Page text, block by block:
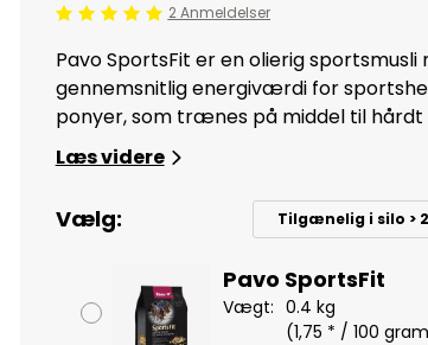
Beoordeling: 5/5 2 Anmeldelser
Pavo SportsFit er en olierig sportsmusli
gennemsnitlig energiværdi for
ponyer, som trænes på middel til hårdt
Læs videre
Vælg: Tilgænelig i silo >
Pavo SportsFit
Vægt: 0.4 kg
(1,75 * / 100